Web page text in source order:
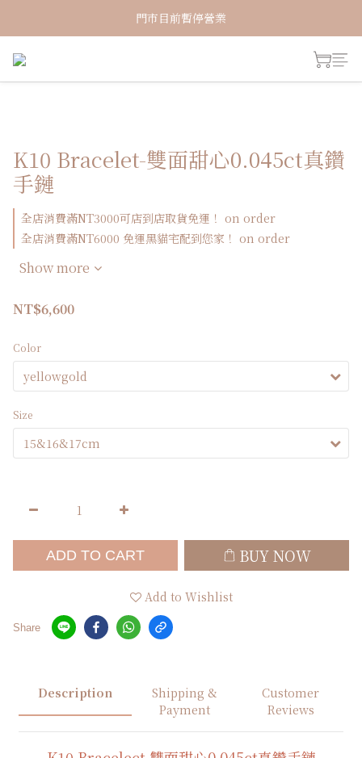
新加入會員！即享有NT150購物金
門市目前暫停營業
K10 Bracelet-雙面甜心0.045ct真鑽
手鏈
全店消費滿NT3000可店到店取貨免運！ on order
全店消費滿NT6000 免運黑貓宅配到您家！ on order
Show more
NT$6,600
Color
Size
ADD TO CART BUY NOW
Add to Wishlist
Share
Description
Shipping &
Payment
Customer
Reviews